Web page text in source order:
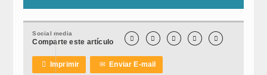
Social media
Comparte este artículo     
 Imprimir ✉Enviar E-mail